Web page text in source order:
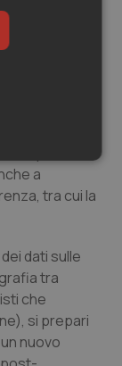
seppur
prodotti
in quelle
medica) e
vita post-
a
tra cui la
dati sulle
tra
che
si prepari
nuovo
fruibile il
la